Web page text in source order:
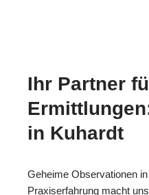
Ihr Partner
in Kuhardt
Geheime Observationen
Praxiserfahrung macht